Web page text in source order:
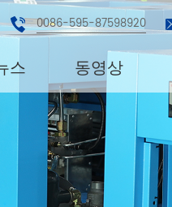
0086-595-87598920
스 동영상